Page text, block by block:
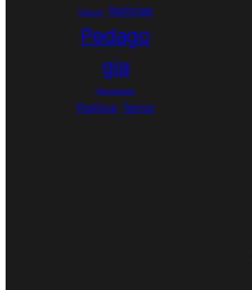
Música Noticias
Pedago
gía
Personajes
Política Terror